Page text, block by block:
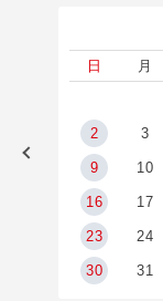
日 月
2 3
9 10
16 17
23 24
30 31